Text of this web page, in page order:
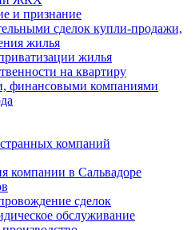
и признание
сделок купли-продажи,
жилья
жилья
на квартиру
финансовыми компаниями
компаний
компании в Сальвадоре
сделок
обслуживание